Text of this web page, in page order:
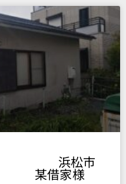
工 浜松市
借家様